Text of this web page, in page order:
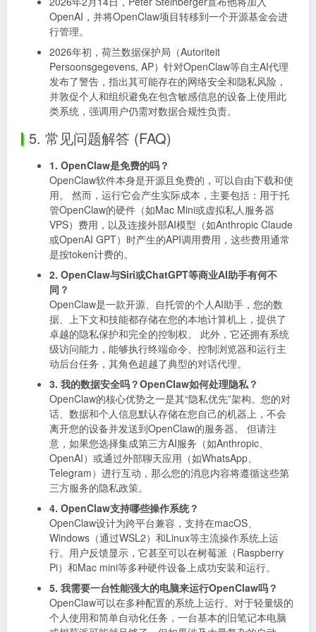
OpenAI，并将OpenClaw项目转移到一个开源基金会进
行管理。
2026年初，荷兰数据保护局（Autoriteit
Persoonsgegevens, AP）针对OpenClaw等自主AI代理
发布了警告，指出其可能存在的网络安全和隐私风险，
并敦促个人和组织避免在包含敏感信息的设备上使用此
类系统，强调用户仍需对数据合规性负责。
5. 常见问题解答 (FAQ)
1. OpenClaw是免费的吗？
OpenClaw软件本身是开源且免费的，可以自由下载和使
用。 然而，运行它会产生实际成本，主要包括：用于托
管OpenClaw的硬件（如Mac Mini或虚拟私人服务器
VPS）费用，以及连接外部AI模型（如Anthropic Claude
或OpenAI GPT）时产生的API调用费用，这些费用通常
是按token计费的。
2. OpenClaw与Siri或ChatGPT等商业AI助手有何不
同？
OpenClaw是一款开源、自托管的个人AI助手，您的数
据、上下文和技能都存储在您的本地计算机上，提供了
卓越的隐私保护和完全的控制权。 此外，它还拥有系统
级访问能力，能够执行终端命令、控制浏览器和运行主
动后台任务，其角色超越了典型的对话代理。
3. 我的数据安全吗？OpenClaw如何处理隐私？
OpenClaw的核心优势之一是其“隐私优先”架构。您的对
话、数据和个人信息默认存储在您自己的机器上，不会
离开您的设备并发送到OpenClaw的服务器。 但请注
意，如果您选择集成第三方AI服务（如Anthropic、
OpenAI）或通过外部聊天应用（如WhatsApp、
Telegram）进行互动，那么您的消息内容将遵循这些第
三方服务的隐私政策。
4. OpenClaw支持哪些操作系统？
OpenClaw设计为跨平台兼容，支持在macOS、
Windows（通过WSL2）和Linux等主流操作系统上运
行。用户反馈显示，它甚至可以在树莓派（Raspberry
Pi）和Mac mini等多种硬件设备上成功安装和运行。
5. 我需要一台性能强大的电脑来运行OpenClaw吗？
OpenClaw可以在多种配置的系统上运行。对于轻量级的
个人使用和简单自动化任务，一台基本的旧笔记本电脑